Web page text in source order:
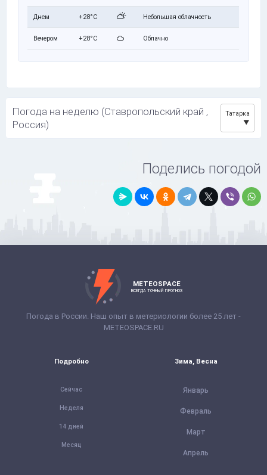
Днем +28°C Небольшая облачность
Вечером +28°C Облачно
Погода на неделю (Ставропольский край ,
Россия)
Татарка
Поделись погодой
METEOSPACE
ВСЕГДА ТОЧНЫЙ ПРОГНОЗ
Погода в России. Наш опыт в метериологии более 25 лет -
METEOSPACE.RU
Подробно
Сейчас
Неделя
14 дней
Месяц
Зима, Весна
Январь
Февраль
Март
Апрель